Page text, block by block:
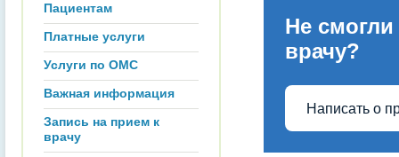
Пациентам
Платные услуги
Услуги по ОМС
Важная информация
Запись на прием к
врачу
Не смогли
врачу?
Написать о